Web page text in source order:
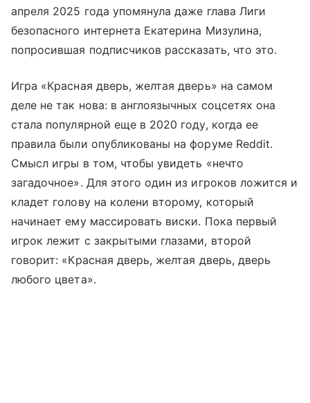
апреля 2025 года упомянула даже глава Лиги
безопасного интернета Екатерина Мизулина,
попросившая подписчиков рассказать, что это.
Игра «Красная дверь, желтая дверь» на самом
деле не так нова: в англоязычных соцсетях она
стала популярной еще в 2020 году, когда ее
правила были опубликованы на форуме Reddit.
Смысл игры в том, чтобы увидеть «нечто
загадочное». Для этого один из игроков ложится и
кладет голову на колени второму, который
начинает ему массировать виски. Пока первый
игрок лежит с закрытыми глазами, второй
говорит: «Красная дверь, желтая дверь, дверь
любого цвета».